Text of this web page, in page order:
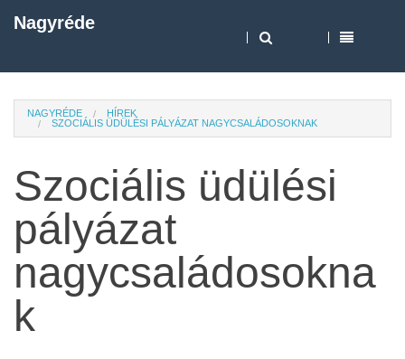
Nagyréde
NAGYRÉDE
HÍREK
SZOCIÁLIS ÜDÜLÉSI PÁLYÁZAT NAGYCSALÁDOSOKNAK
Szociális üdülési
pályázat
nagycsaládosokna
k